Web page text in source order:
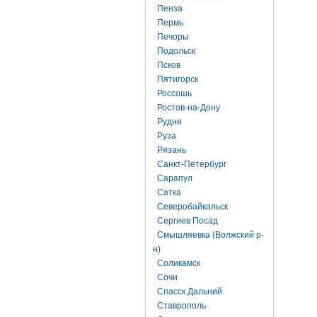
Пенза
Пермь
Печоры
Подольск
Псков
Пятигорск
Россошь
Ростов-на-Дону
Рудня
Руза
Рязань
Санкт-Петербург
Сарапул
Сатка
Северобайкальск
Сергиев Посад
Смышляевка (Волжский р-
н)
Соликамск
Сочи
Спасск Дальний
Ставрополь